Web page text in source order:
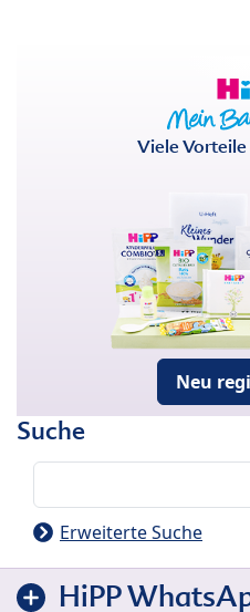
Viele
Neu
Suche
Erweiterte Suche
HiPP